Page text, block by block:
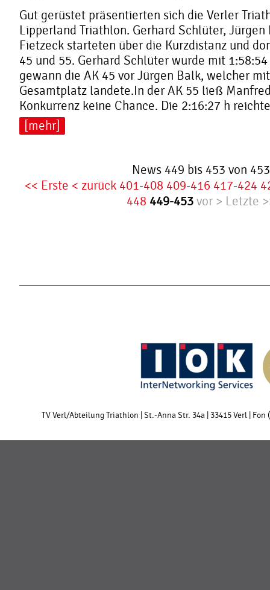
Gut gerüstet präsentierten sich die Verler
Lipperland Triathlon. Gerhard Schlüter,
Fietzeck starteten über die Kurzdistanz und
45 und 55. Gerhard Schlüter wurde mit
gewann die AK 45 vor Jürgen Balk, welcher
Gesamtplatz landete.In der AK 55 ließ
Konkurrenz keine Chance. Die 2:16:27 h
[mehr]
News 449 bis 453 von 453
<< Erste < zurück 401-408 409-416 417-424
448 449-453 vor > Letzte
TV Verl/Abteilung Triathlon | St.-Anna Str. 34a | 33415 Verl | Fon